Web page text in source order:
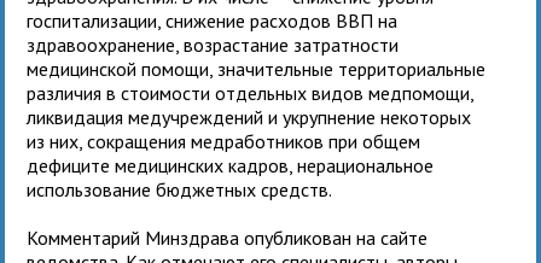
госпитализации, снижение расходов ВВП на
здравоохранение, возрастание затратности
медицинской помощи, значительные территориальные
различия в стоимости отдельных видов медпомощи,
ликвидация медучреждений и укрупнение некоторых
из них, сокращения медработников при общем
дефиците медицинских кадров, нерациональное
использование бюджетных средств.
Комментарий Минздрава опубликован на сайте